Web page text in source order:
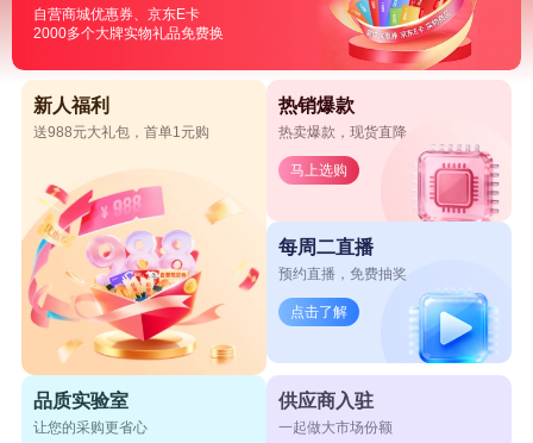
自营商城优惠券、京东E卡
2000多个大牌实物礼品免费换
新人福利
送988元大礼包，首单1元购
热销爆款
热卖爆款，现货直降
马上选购
每周二直播
预约直播，免费抽奖
点击了解
品质实验室
让您的采购更省心
供应商入驻
一起做大市场份额